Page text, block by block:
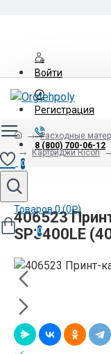
Войти
Регистрация
8 (800) 700-06-12
0
Товаров 0 (0₽)
0
Расходные
Картриджи Ricoh
406523
SP3400LE